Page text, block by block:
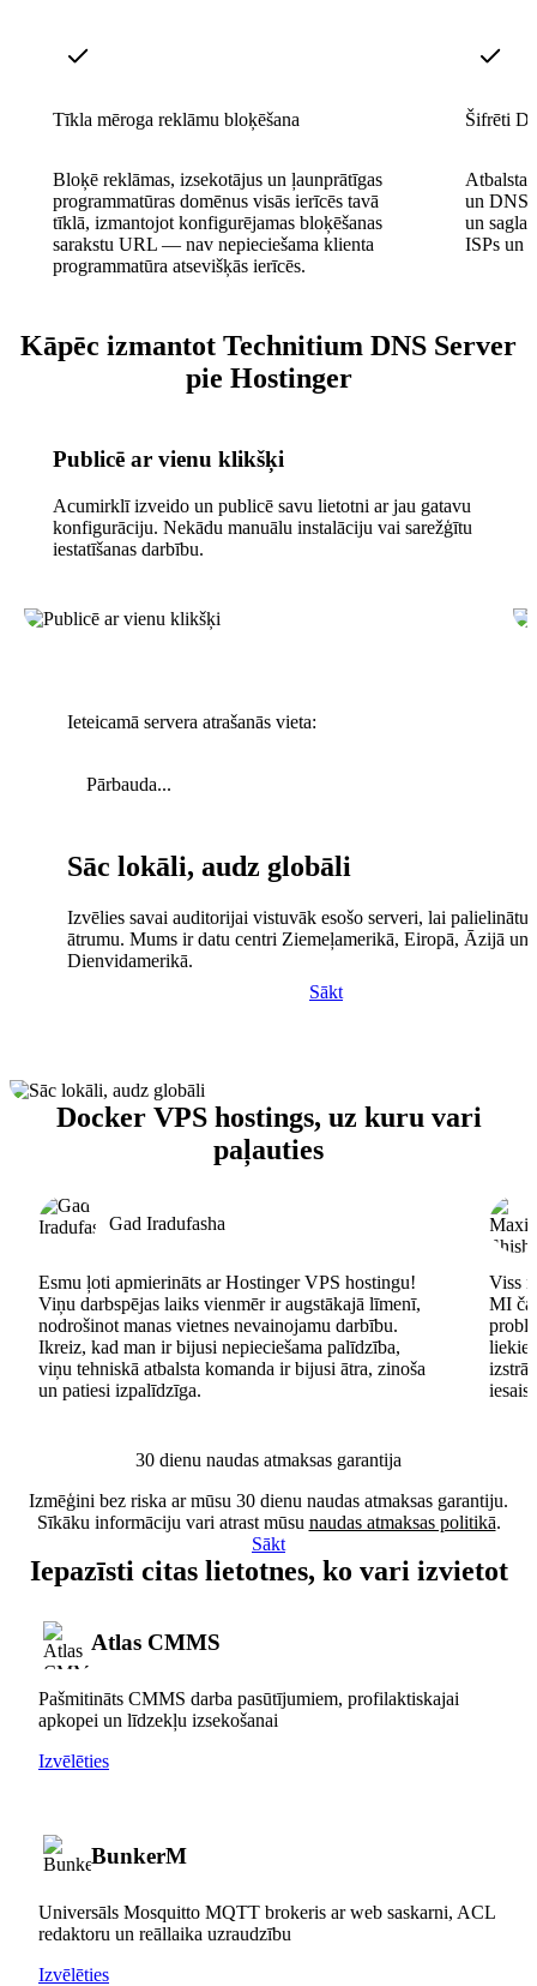
Tīkla mēroga reklāmu bloķēšana
Bloķē reklāmas, izsekotājus un ļaunprātīgas
programmatūras domēnus visās ierīcēs tavā
tīklā, izmantojot konfigurējamas bloķēšanas
sarakstu URL — nav nepieciešama klienta
programmatūra atsevišķās ierīcēs.
Šifrēti
Atbalsta
un DNS-
un
ISPs un
Kāpēc izmantot Technitium DNS Server
pie Hostinger
Publicē ar vienu klikšķi
Acumirklī izveido un publicē savu lietotni ar jau gatavu
konfigurāciju. Nekādu manuālu instalāciju vai sarežģītu
iestatīšanas darbību.
Ieteicamā servera atrašanās vieta:
Pārbauda...
Sāc lokāli, audz globāli
Izvēlies savai auditorijai vistuvāk esošo serveri, lai palielinātu
ātrumu. Mums ir datu centri Ziemeļamerikā, Eiropā, Āzijā un
Dienvidamerikā.
Sākt
Docker VPS hostings, uz kuru vari
paļauties
Gad Iradufasha
Esmu ļoti apmierināts ar Hostinger VPS hostingu!
Viņu darbspējas laiks vienmēr ir augstākajā līmenī,
nodrošinot manas vietnes nevainojamu darbību.
Ikreiz, kad man ir bijusi nepieciešama palīdzība,
viņu tehniskā atbalsta komanda ir bijusi ātra, zinoša
un patiesi izpalīdzīga.
Viss
MI
30 dienu naudas atmaksas garantija
Izmēģini bez riska ar mūsu 30 dienu naudas atmaksas garantiju.
Sīkāku informāciju vari atrast mūsu naudas atmaksas politikā.
Sākt
Iepazīsti citas lietotnes, ko vari izvietot
Atlas CMMS
Pašmitināts CMMS darba pasūtījumiem, profilaktiskajai
apkopei un līdzekļu izsekošanai
Izvēlēties
BunkerM
Universāls Mosquitto MQTT brokeris ar web saskarni, ACL
redaktoru un reāllaika uzraudzību
Izvēlēties